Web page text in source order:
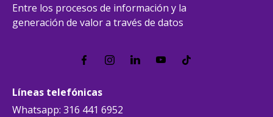
Entre los procesos de información y la
generación de valor a través de datos
Líneas telefónicas
Whatsapp: 316 441 6952